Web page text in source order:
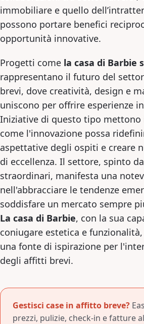
immobiliare e quello
possono portare benefici
opportunità innovative.
Progetti come la casa di Barbie
rappresentano il futuro del
brevi, dove creatività, design e
uniscono per offrire esperienze
Iniziative di questo tipo mettono
come l'innovazione possa
aspettative degli ospiti e creare
di eccellenza. Il settore, spinto
straordinari, manifesta una
nell'abbracciare le tendenze
soddisfare un mercato sempre
La casa di Barbie, con la sua
coniugare estetica e
una fonte di ispirazione per
degli affitti brevi.
Gestisci case in affitto breve?
prezzi, pulizie, check-in e fatture